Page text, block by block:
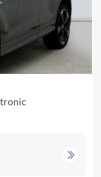
tronic